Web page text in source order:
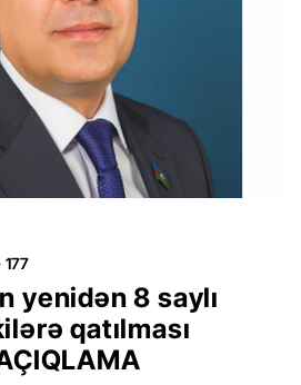
177
yenidən 8 saylı
qatılması